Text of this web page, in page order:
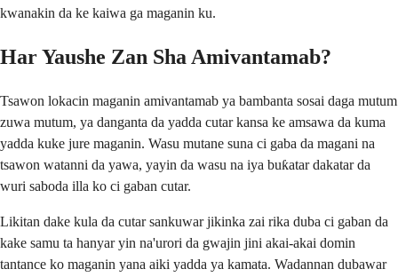
kwanakin da ke kaiwa ga maganin ku.
Har Yaushe Zan Sha Amivantamab?
Tsawon lokacin maganin amivantamab ya bambanta sosai daga mutum
zuwa mutum, ya danganta da yadda cutar kansa ke amsawa da kuma
yadda kuke jure maganin. Wasu mutane suna ci gaba da magani na
tsawon watanni da yawa, yayin da wasu na iya buƙatar dakatar da
wuri saboda illa ko ci gaban cutar.
Likitan dake kula da cutar sankuwar jikinka zai rika duba ci gaban da
kake samu ta hanyar yin na'urori da gwajin jini akai-akai domin
tantance ko maganin yana aiki yadda ya kamata. Wadannan dubawar